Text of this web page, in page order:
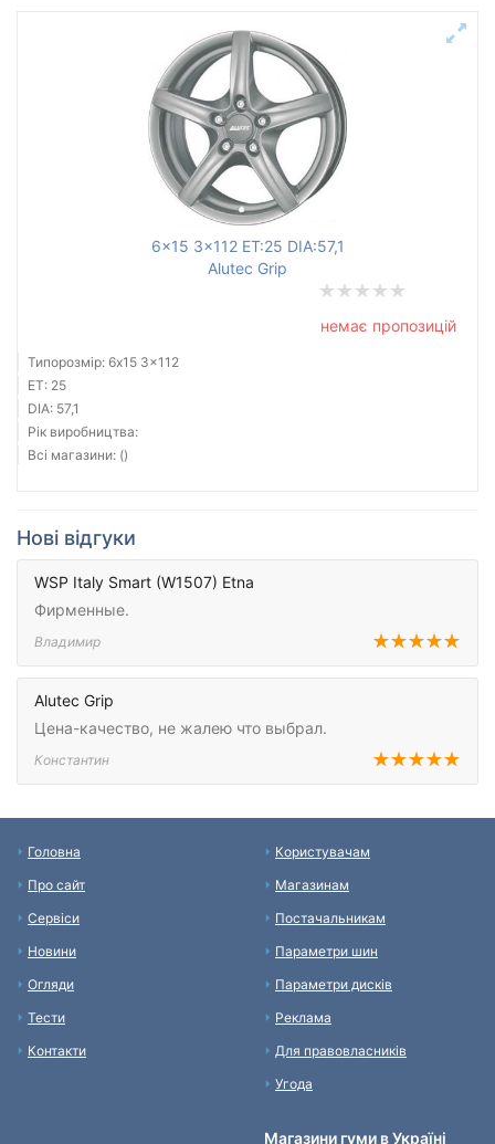
6x15 3x112 ET:25 DIA:57,1
Alutec Grip
немає пропозицій
Типорозмір: 6x15 3x112
ET: 25
DIA: 57,1
Рік виробництва:
Всі магазини: ()
Нові відгуки
WSP Italy Smart (W1507) Etna
Фирменные.
Владимир
Alutec Grip
Цена-качество, не жалею что выбрал.
Константин
Головна
Про сайт
Сервіси
Новини
Огляди
Тести
Контакти
Користувачам
Магазинам
Постачальникам
Параметри шин
Параметри дисків
Реклама
Для правовласників
Угода
Магазини гуми в Україні